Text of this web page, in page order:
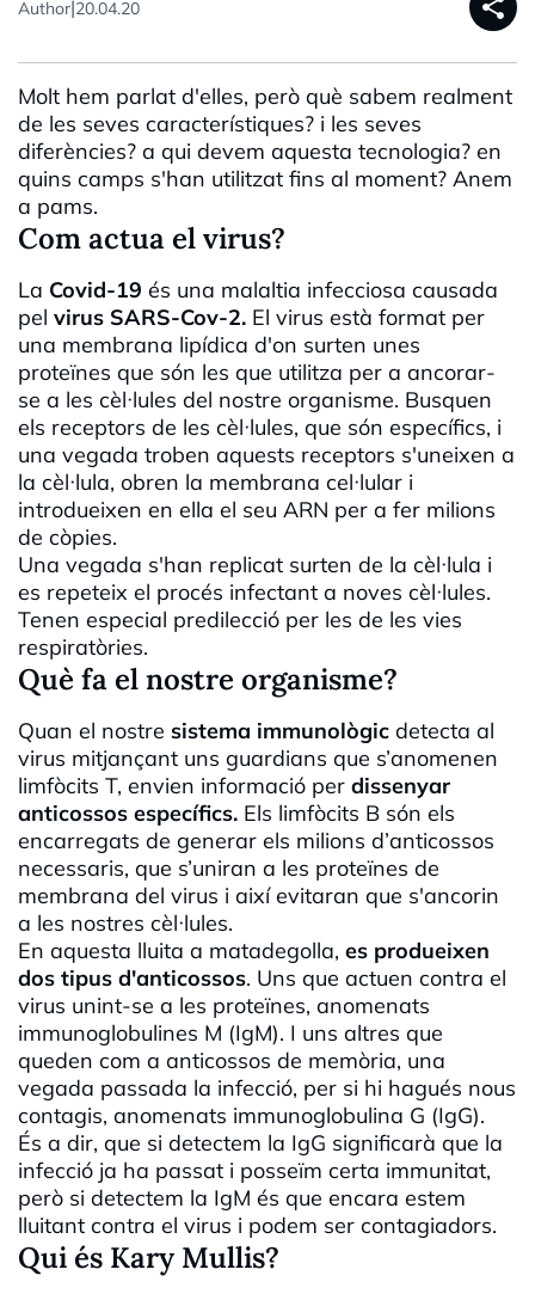
Author|20.04.20 share
Molt hem parlat d'elles, però què sabem realment
de les seves característiques? i les seves
diferències? a qui devem aquesta tecnologia? en
quins camps s'han utilitzat fins al moment? Anem
a pams.
Com actua el virus?
La Covid-19 és una malaltia infecciosa causada
pel virus SARS-Cov-2. El virus està format per
una membrana lipídica d'on surten unes
proteïnes que són les que utilitza per a ancorar-
se a les cèl·lules del nostre organisme. Busquen
els receptors de les cèl·lules, que són específics, i
una vegada troben aquests receptors s'uneixen a
la cèl·lula, obren la membrana cel·lular i
introdueixen en ella el seu ARN per a fer milions
de còpies.
Una vegada s'han replicat surten de la cèl·lula i
es repeteix el procés infectant a noves cèl·lules.
Tenen especial predilecció per les de les vies
respiratòries.
Què fa el nostre organisme?
Quan el nostre sistema immunològic detecta al
virus mitjançant uns guardians que s’anomenen
limfòcits T, envien informació per dissenyar
anticossos específics. Els limfòcits B són els
encarregats de generar els milions d’anticossos
necessaris, que s’uniran a les proteïnes de
membrana del virus i així evitaran que s'ancorin
a les nostres cèl·lules.
En aquesta lluita a matadegolla, es produeixen
dos tipus d'anticossos. Uns que actuen contra el
virus unint-se a les proteïnes, anomenats
immunoglobulines M (IgM). I uns altres que
queden com a anticossos de memòria, una
vegada passada la infecció, per si hi hagués nous
contagis, anomenats immunoglobulina G (IgG).
És a dir, que si detectem la IgG significarà que la
infecció ja ha passat i posseïm certa immunitat,
però si detectem la IgM és que encara estem
lluitant contra el virus i podem ser contagiadors.
Qui és Kary Mullis?